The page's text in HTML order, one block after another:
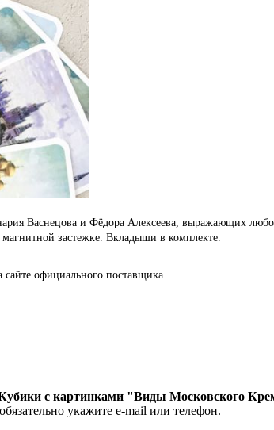
Васнецова и Фёдора Алексеева, выражающих
застежке. Вкладыши в комплекте.
сайте официального поставщика.
с картинками "Виды Московского
укажите e-mail или телефон.